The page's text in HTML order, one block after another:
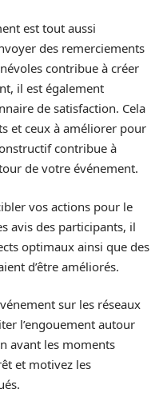
est tout aussi
des remerciements
contribue à créer
il est également
de satisfaction. Cela
et ceux à améliorer pour
contribue à
de votre événement.
vos actions pour le
avis des participants, il
optimaux ainsi que des
d’être améliorés.
sur les réseaux
l’engouement autour
avant les moments
et motivez les